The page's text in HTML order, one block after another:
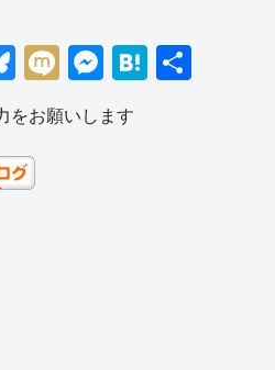
Bl
u
e
sk
y
M
ixi
M
e
ss
H
をお願いします